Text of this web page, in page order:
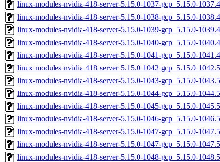
linux-modules-nvidia-418-server-5.15.0-1037-gcp_5.15.0-
linux-modules-nvidia-418-server-5.15.0-1038-gcp_5.15.0-
linux-modules-nvidia-418-server-5.15.0-1039-gcp_5.15.0-
linux-modules-nvidia-418-server-5.15.0-1040-gcp_5.15.0-
linux-modules-nvidia-418-server-5.15.0-1041-gcp_5.15.0-
linux-modules-nvidia-418-server-5.15.0-1042-gcp_5.15.0-
linux-modules-nvidia-418-server-5.15.0-1043-gcp_5.15.0-
linux-modules-nvidia-418-server-5.15.0-1044-gcp_5.15.0-
linux-modules-nvidia-418-server-5.15.0-1045-gcp_5.15.0-
linux-modules-nvidia-418-server-5.15.0-1046-gcp_5.15.0-
linux-modules-nvidia-418-server-5.15.0-1047-gcp_5.15.0-
linux-modules-nvidia-418-server-5.15.0-1047-gcp_5.15.0-
linux-modules-nvidia-418-server-5.15.0-1048-gcp_5.15.0-